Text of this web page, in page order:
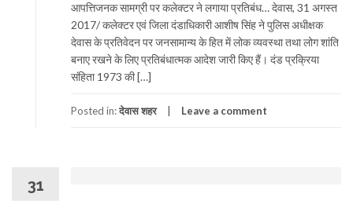
आपत्तिजनक सामग्री पर कलेक्टर ने लगाया प्रतिबंध… देवास, 31 अगस्त
2017/ कलेक्टर एवं जिला दंडाधिकारी आशीष सिंह ने पुलिस अधीक्षक
देवास के प्रतिवेदन पर जनसामान्य के हित में लोक व्यवस्था तथा लोग शांति
बनाए रखने के लिए प्रतिबंधात्मक आदेश जारी किए हैं। दंड प्रक्रिया
संहिता 1973 की […]
Posted in:देवास शहर Leave a comment
31